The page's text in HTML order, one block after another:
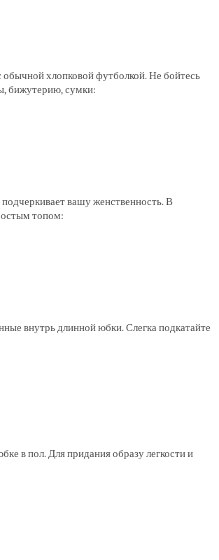
хлопковой футболкой. Не бойтесь
бижутерию, сумки:
вашу женственность. В
топом:
внутрь длинной юбки. Слегка подкатайте
в пол. Для придания образу легкости и